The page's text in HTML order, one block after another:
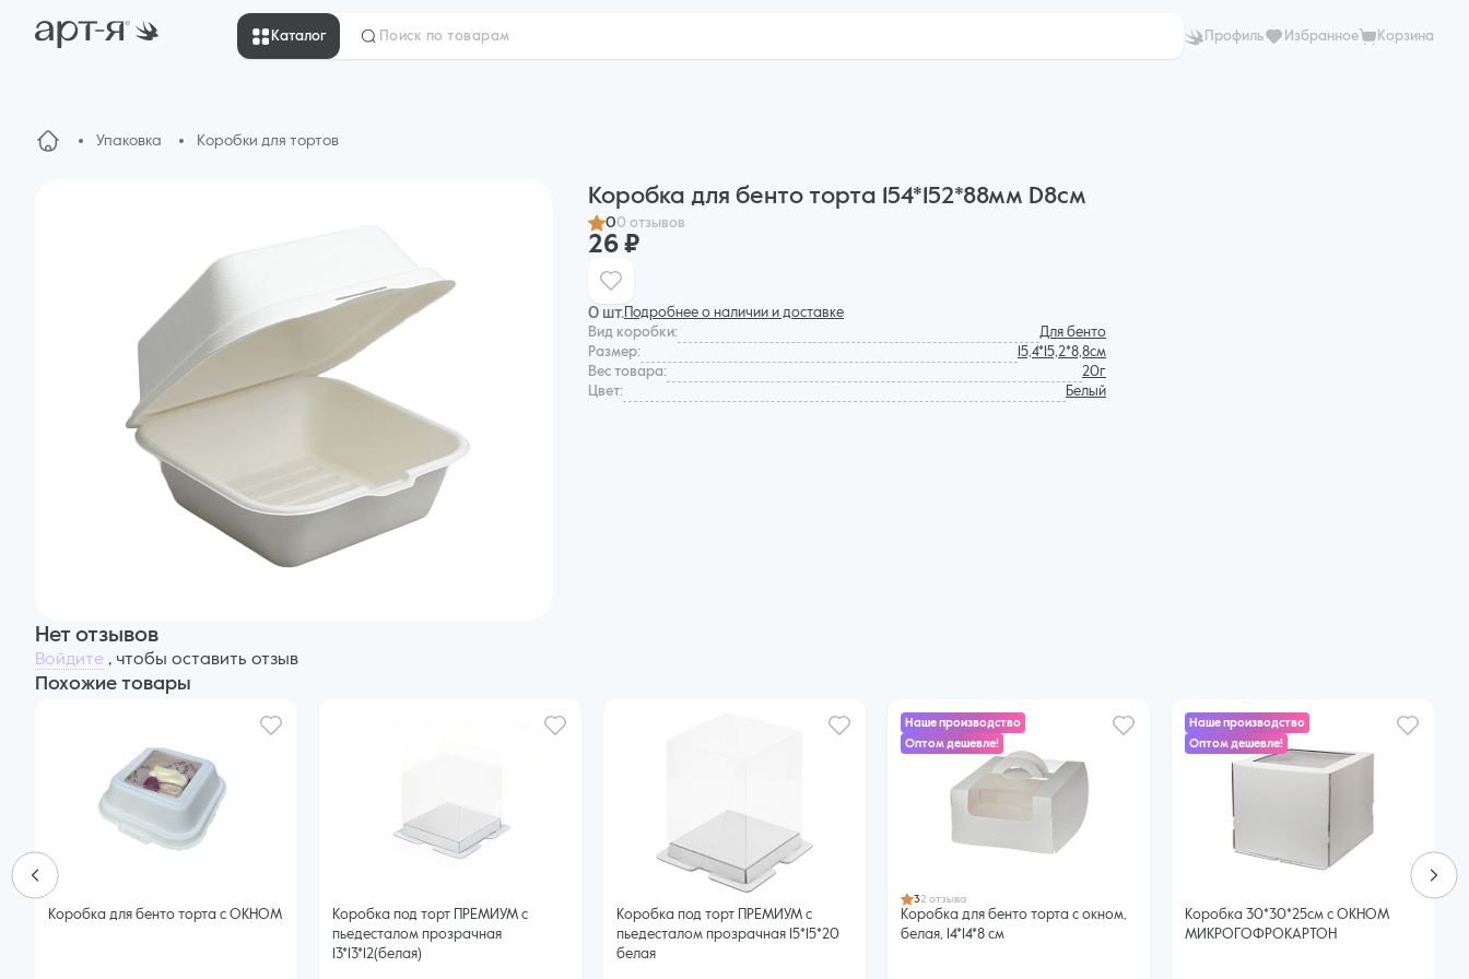
Каталог Профиль Избранное Корзина
Упаковка Коробки для тортов
Коробка для бенто торта 154*152*88мм D8см
00 отзывов
26 ₽
0 шт. Подробнее о наличии и доставке
Вид коробки:
Для бенто
Размер:
15,4*15,2*8,8см
Вес товара:
20г
Цвет:
Белый
Нет отзывов
Войдите , чтобы оставить отзыв
Похожие товары
Коробка для бенто торта с ОКНОМ
Коробка под торт ПРЕМИУМ с
пьедесталом прозрачная
13*13*12(белая)
Коробка под торт ПРЕМИУМ с
пьедесталом прозрачная 15*15*20
белая
Наше производство
Оптом дешевле!
32 отзыва
Коробка для бенто торта с окном,
белая, 14*14*8 см
Наше производство
Оптом дешевле!
Коробка 30*30*25см с ОКНОМ
МИКРОГОФРОКАРТОН